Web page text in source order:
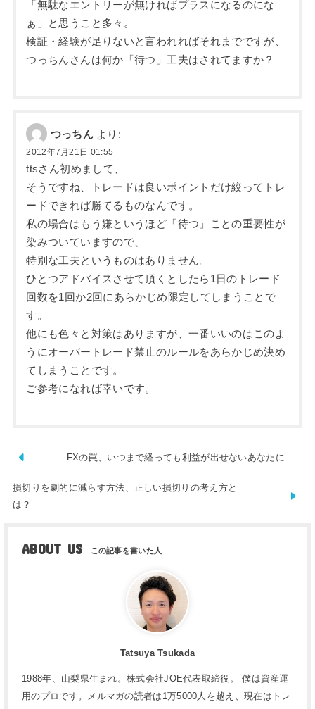
「無駄なエントリーが無ければプラスになるのにな
ぁ」と思うこと多々。
検証・経験が足りないと言われればそれまでですが、
つっちんさんは何か「待つ」工夫はされてますか？
つっちん より:
2012年7月21日 01:55
ttsさん初めまして、
そうですね、トレードは良いポイントだけ絞ってトレ
ードできれば勝てるものなんです。
私の場合はもう嫌というほど「待つ」ことの重要性が
染みついていますので、
特別な工夫というものはありません。
ひとつアドバイスさせて頂くとしたら1日のトレード
回数を1回か2回にあらかじめ限定してしまうことで
す。
他にも色々と対策はありますが、一番いいのはこのよ
うにオーバートレード禁止のルールをあらかじめ決め
てしまうことです。
ご参考になれば幸いです。
FXの罠、いつまで経っても利益が出せないあなたに
損切りを劇的に減らす方法、正しい損切りの考え方と
は？
ABOUT US
Tatsuya Tsukada
1988年、山梨県生まれ。株式会社JOE代表取締役。 僕は資産運
用のプロです。メルマガの読者は1万5000人を越え、現在はトレ